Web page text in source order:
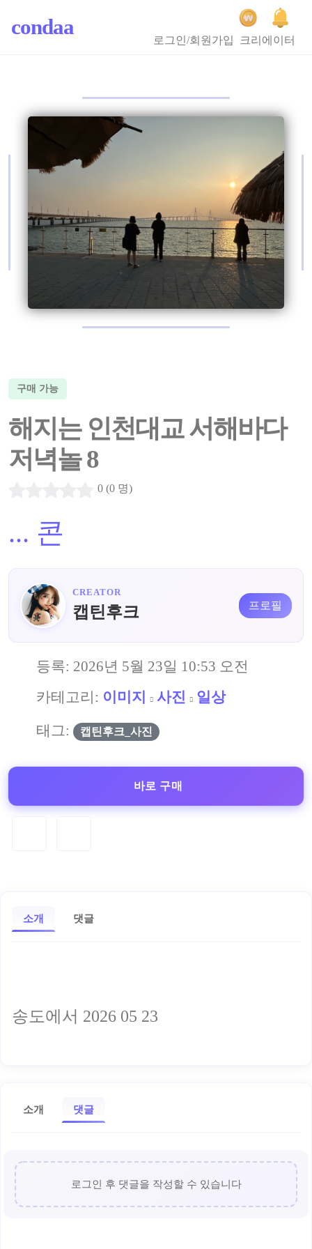
condaa
로그인/회원가입 크리에이터
구매 가능
해지는 인천대교 서해바다
저녁놀 8
0 (0 명)
... 콘
CREATOR
캡틴후크 프로필
등록: 2026년 5월 23일 10:53 오전
카테고리: 이미지 사진 일상
태그: 캡틴후크_사진
바로 구매
소개 댓글
송도에서 2026 05 23
소개 댓글
로그인 후 댓글을 작성할 수 있습니다